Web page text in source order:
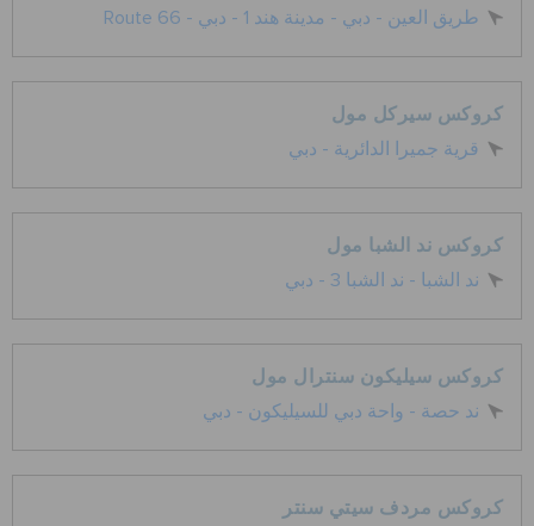
كروكس لمكان العمل
الحقائب
تنزيلات
مميز
Route 66 - طريق العين - دبي - مدينة هند 1 - دبي
كروكس سيركل مول
قرية جميرا الدائرية - دبي
كروكس ند الشبا مول
ند الشبا - ند الشبا 3 - دبي
كروكس سيليكون سنترال مول
ند حصة - واحة دبي للسيليكون - دبي
كروكس مردف سيتي سنتر